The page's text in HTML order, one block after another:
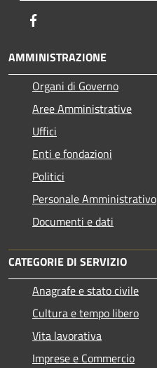
AMMINISTRAZIONE
Organi di Governo
Aree Amministrative
Uffici
Enti e fondazioni
Politici
Personale Amministrativo
Documenti e dati
CATEGORIE DI SERVIZIO
Anagrafe e stato civile
Cultura e tempo libero
Vita lavorativa
Imprese e Commercio